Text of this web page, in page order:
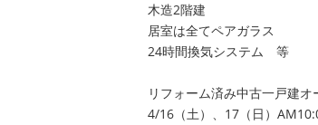
木造2階建
居室は全てペアガラス
24時間換気システム 等
リフォーム済み中古一戸建オ
4/16（土）、17（日）